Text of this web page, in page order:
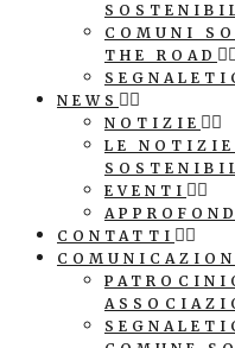
COMUNI
THE ROAD
NEWS
NOTIZIE
LE
EVENTI
CONTATTI